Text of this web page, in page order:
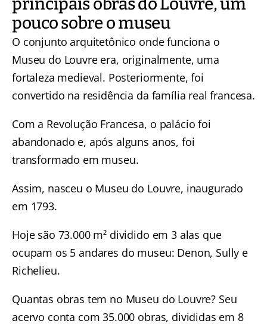
pouco sobre o museu
O conjunto arquitetônico onde funciona o
Museu do Louvre era, originalmente, uma
fortaleza medieval. Posteriormente, foi
convertido na residência da família real francesa.
Com a Revolução Francesa, o palácio foi
abandonado e, após alguns anos, foi
transformado em museu.
Assim, nasceu o Museu do Louvre, inaugurado
em 1793.
Hoje são 73.000 m² dividido em 3 alas que
ocupam os 5 andares do museu: Denon, Sully e
Richelieu.
Quantas obras tem no Museu do Louvre? Seu
acervo conta com 35.000 obras, divididas em 8